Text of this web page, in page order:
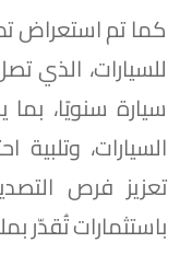
كما تم استعراض
سيارة سنويًا،
السيارات،
تعزيز فرص
باستثمارات تُقدّر